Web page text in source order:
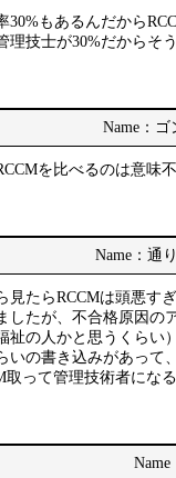
30%もあるんだから
理技士が30%だからそ
Name：
を比べるのは意味
Name：通
見たらRCCMは頭悪す
したが、不合格原因
祉の人かと思うくら
いの書き込みがあっ
取って管理技術者にな